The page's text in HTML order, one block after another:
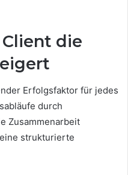
die
Erfolgsfaktor für jedes
durch
Zusammenarbeit
strukturierte